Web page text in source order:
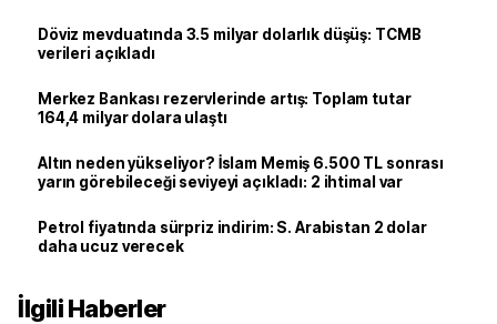
Döviz mevduatında 3.5 milyar dolarlık düşüş: TCMB
verileri açıkladı
Merkez Bankası rezervlerinde artış: Toplam tutar
164,4 milyar dolara ulaştı
Altın neden yükseliyor? İslam Memiş 6.500 TL sonrası
yarın görebileceği seviyeyi açıkladı: 2 ihtimal var
Petrol fiyatında sürpriz indirim: S. Arabistan 2 dolar
daha ucuz verecek
İlgili Haberler